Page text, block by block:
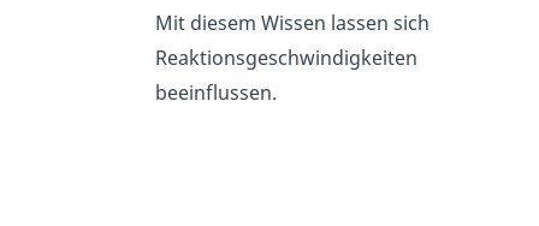
Mit diesem Wissen lassen sich
Reaktionsgeschwindigkeiten
beeinflussen.